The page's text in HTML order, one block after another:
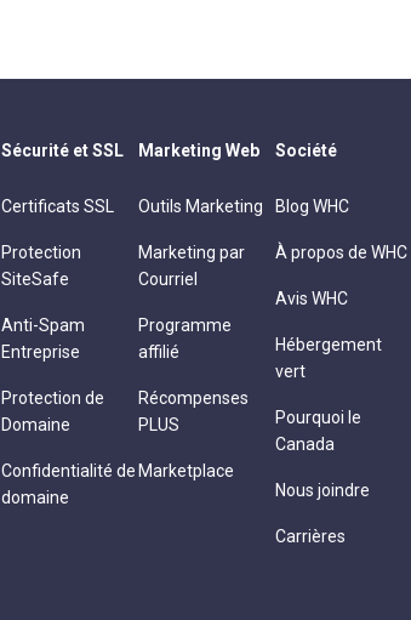
Sécurité et SSL
Certificats SSL
Protection
SiteSafe
Anti-Spam
Entreprise
Protection de
Domaine
Confidentialité de
domaine
Marketing Web
Outils Marketing
Marketing par
Courriel
Programme
affilié
Récompenses
PLUS
Marketplace
Société
Blog WHC
À propos de WHC
Avis WHC
Hébergement
vert
Pourquoi le
Canada
Nous joindre
Carrières